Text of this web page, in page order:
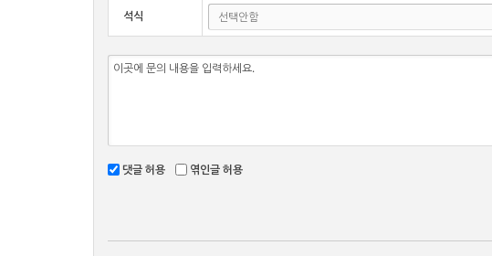
석식
댓글 허용 엮인글 허용